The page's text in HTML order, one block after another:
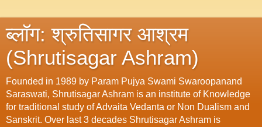
ब्लॉग: श्रुतिसागर आश्रम
(Shrutisagar Ashram)
Founded in 1989 by Param Pujya Swami Swaroopanand
Saraswati, Shrutisagar Ashram is an institute of Knowledge
for traditional study of Advaita Vedanta or Non Dualism and
Sanskrit. Over last 3 decades Shrutisagar Ashram is